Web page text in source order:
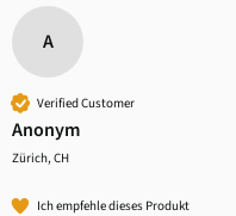
A
Verified Customer
Anonym
Zürich, CH
Ich empfehle dieses Produkt